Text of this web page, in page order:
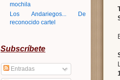
mochila
Los Andariegos... De
reconocido cartel
Subscríbete
Entradas